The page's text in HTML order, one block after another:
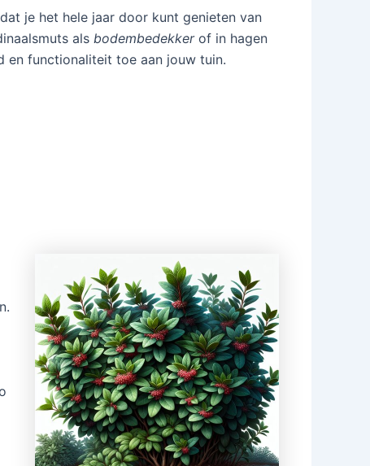
je het hele jaar door kunt genieten van
als bodembedekkerof in hagen
en functionaliteit toe aan jouw tuin.